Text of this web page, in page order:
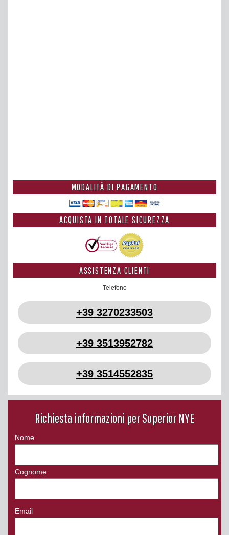
MODALITÀ DI PAGAMENTO
ACQUISTA IN TOTALE SICUREZZA
ASSISTENZA CLIENTI
Telefono
+39 3270233503
+39 3513952782
+39 3514552835
Richiesta informazioni per Superior NYE
Nome
Cognome
Email